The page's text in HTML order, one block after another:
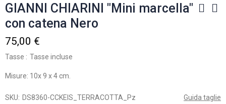
GIANNI CHIARINI "Mini marcella"
con catena Nero
75,00 €
Tasse Tasse incluse
Misure: 10x 9 x 4 cm.
Guida taglie
SKU DS8360-CCKEIS_TERRACOTTA_Pz